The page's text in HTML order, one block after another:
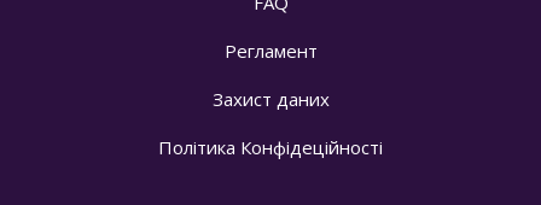
Регламент
Захист даних
Політика Конфідеційності